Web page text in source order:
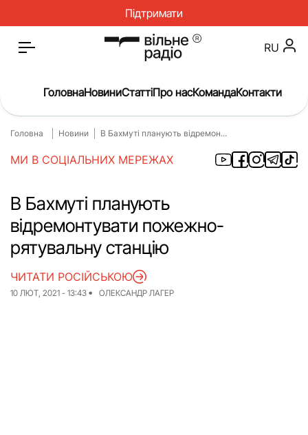
Підтримати
Головна
Новини
Окупація
Про нас
Війна
Гроші
Освіта
Інструкції
Медицина
ЖКГ
RU
ГоловнаНовиниСтаттіПро насКомандаКонтакти
Головна Новини В Бахмуті планують відремон...
МИ В СОЦІАЛЬНИХ МЕРЕЖАХ
В Бахмуті планують
відремонтувати пожежно-
рятувальну станцію
10 ЛЮТ, 2021 - 13:43 ОЛЕКСАНДР ЛАГЕР
ЧИТАТИ РОСІЙСЬКОЮ